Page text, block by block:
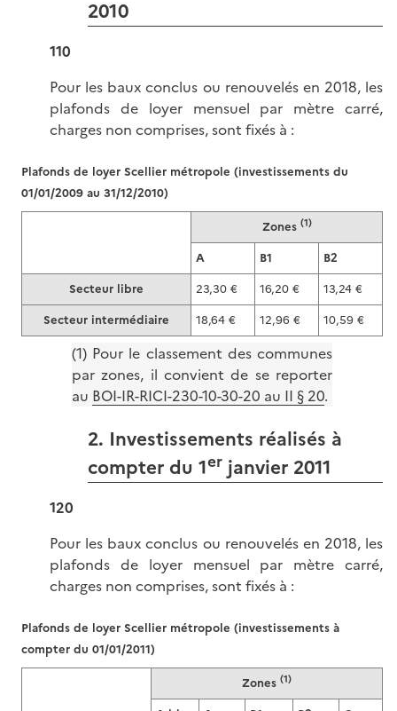
2010
110
Pour les baux conclus ou renouvelés en 2018, les
plafonds de loyer mensuel par mètre carré,
charges non comprises, sont fixés à :
Zones (1)
A B1
B2
Secteur libre
23,30 € 16,20 €
13,24 €
Secteur intermédiaire
18,64 € 12,96 € 10,59 €
Plafonds de loyer Scellier métropole (investissements du
01/01/2009 au 31/12/2010)
(1) Pour le classement des communes
par zones, il convient de se reporter
au BOI-IR-RICI-230-10-30-20 au II § 20.
2. Investissements réalisés à
compter du 1er janvier 2011
120
Pour les baux conclus ou renouvelés en 2018, les
plafonds de loyer mensuel par mètre carré,
charges non comprises, sont fixés à :
Zones (1)
Plafonds de loyer Scellier métropole (investissements à
compter du 01/01/2011)